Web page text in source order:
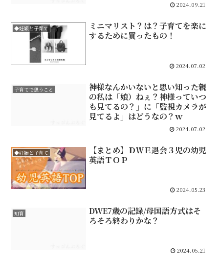
2024.09.21
◆妊娠と子育て
ミニマリスト？は？子育てを楽に
するために買ったもの！
2024.07.02
子育てで思うこと
神様なんかいないと思い知った親
の私は「娘）ねぇ？神様っていつ
も見てるの？」に「監視カメラが
見てるよ」はどうなの？ｗ
2024.07.02
◆妊娠と子育て
【まとめ】ＤＷＥ退会３児の幼児
英語ＴＯＰ
2024.05.23
知育
DWE7歳の記録/母国語方式はそ
ろそろ終わりかな？
2024.05.21